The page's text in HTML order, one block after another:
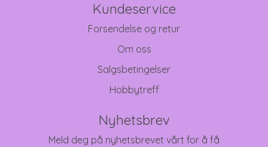
Kundeservice
Forsendelse og retur
Om oss
Salgsbetingelser
Hobbytreff
Nyhetsbrev
Meld deg på nyhetsbrevet vårt for å få